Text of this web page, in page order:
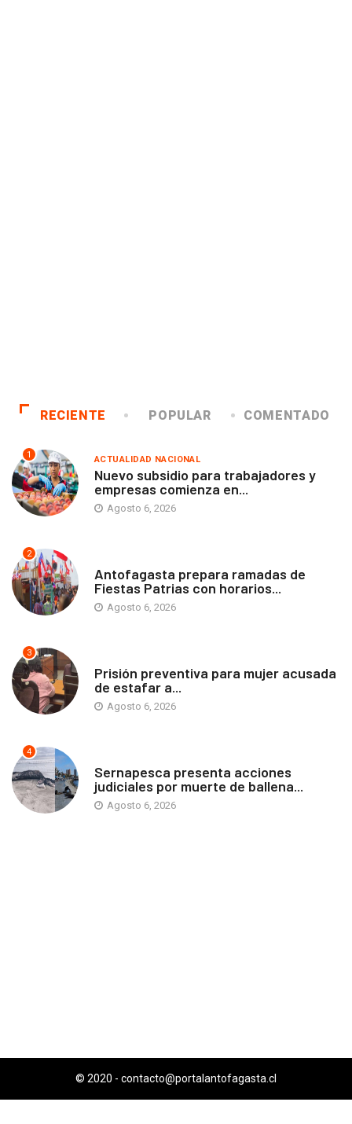
RECIENTE POPULAR COMENTADO
1 ACTUALIDAD NACIONAL
Nuevo subsidio para trabajadores y
empresas comienza en...
Agosto 6, 2026
2
Antofagasta prepara ramadas de
Fiestas Patrias con horarios...
Agosto 6, 2026
3
Prisión preventiva para mujer acusada
de estafar a...
Agosto 6, 2026
4
Sernapesca presenta acciones
judiciales por muerte de ballena...
Agosto 6, 2026
© 2020 - contacto@portalantofagasta.cl